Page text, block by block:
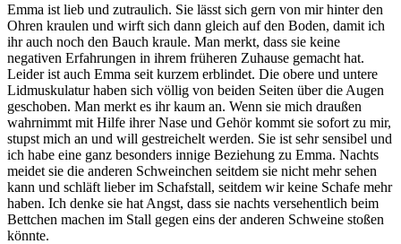
Emma ist lieb und zutraulich. Sie lässt sich gern von mir hinter den
Ohren kraulen und wirft sich dann gleich auf den Boden, damit ich
ihr auch noch den Bauch kraule. Man merkt, dass sie keine
negativen Erfahrungen in ihrem früheren Zuhause gemacht hat.
Leider ist auch Emma seit kurzem erblindet. Die obere und untere
Lidmuskulatur haben sich völlig von beiden Seiten über die Augen
geschoben. Man merkt es ihr kaum an. Wenn sie mich draußen
wahrnimmt mit Hilfe ihrer Nase und Gehör kommt sie sofort zu mir,
stupst mich an und will gestreichelt werden. Sie ist sehr sensibel und
ich habe eine ganz besonders innige Beziehung zu Emma. Nachts
meidet sie die anderen Schweinchen seitdem sie nicht mehr sehen
kann und schläft lieber im Schafstall, seitdem wir keine Schafe mehr
haben. Ich denke sie hat Angst, dass sie nachts versehentlich beim
Bettchen machen im Stall gegen eins der anderen Schweine stoßen
könnte.